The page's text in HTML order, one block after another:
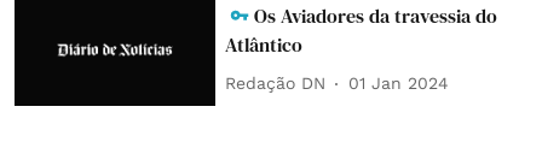
Os Aviadores da travessia do
Atlântico
Redação DN 01 Jan 2024